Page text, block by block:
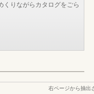
くりながらカタログをごら
右ページから抽出